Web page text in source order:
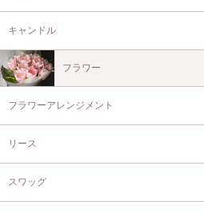
キャンドル
フラワー
フラワーアレンジメント
リース
スワッグ